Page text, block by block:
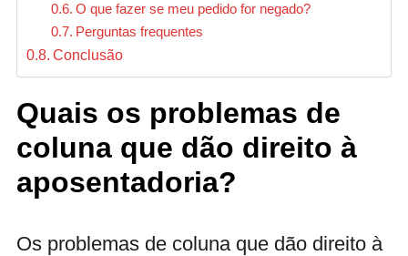
O que fazer se meu pedido for negado?
Perguntas frequentes
Conclusão
Quais os problemas de
coluna que dão direito à
aposentadoria?
Os problemas de coluna que dão direito à